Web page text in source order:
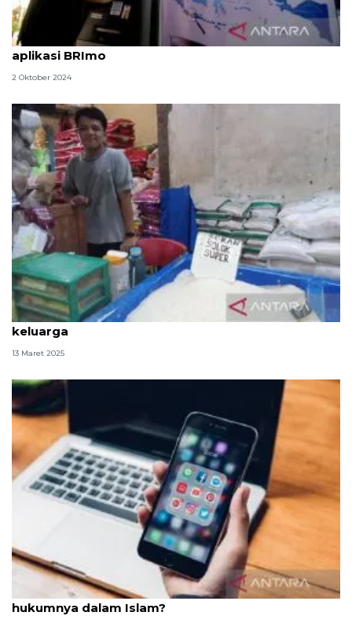
Cara tarik tunai tanpa kartu di ATM Bank BRI via
aplikasi BRImo
2 Oktober 2024
Bacaan niat zakat fitrah untuk diri sendiri dan
keluarga
13 Maret 2025
Mengumbar aurat di media sosial, bagaimana
hukumnya dalam Islam?